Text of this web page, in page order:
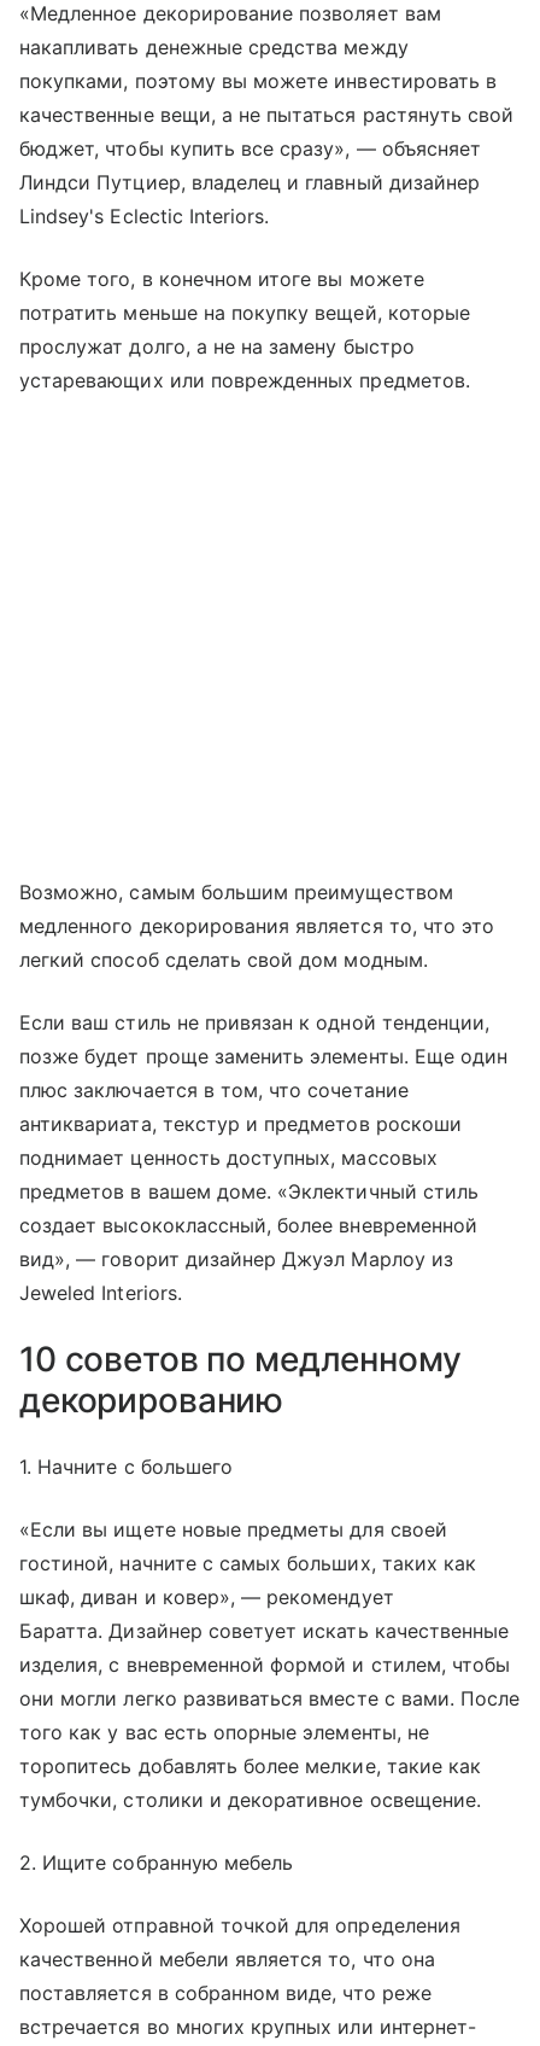
«Медленное декорирование позволяет вам
накапливать денежные средства между
покупками, поэтому вы можете инвестировать в
качественные вещи, а не пытаться растянуть свой
бюджет, чтобы купить все сразу», — объясняет
Линдси Путциер, владелец и главный дизайнер
Lindsey's Eclectic Interiors.
Кроме того, в конечном итоге вы можете
потратить меньше на покупку вещей, которые
прослужат долго, а не на замену быстро
устаревающих или поврежденных предметов.
Возможно, самым большим преимуществом
медленного декорирования является то, что это
легкий способ сделать свой дом модным.
Если ваш стиль не привязан к одной тенденции,
позже будет проще заменить элементы. Еще один
плюс заключается в том, что сочетание
антиквариата, текстур и предметов роскоши
поднимает ценность доступных, массовых
предметов в вашем доме. «Эклектичный стиль
создает высококлассный, более вневременной
вид», — говорит дизайнер Джуэл Марлоу из
Jeweled Interiors.
10 советов по медленному
декорированию
1. Начните с большего
«Если вы ищете новые предметы для своей
гостиной, начните с самых больших, таких как
шкаф, диван и ковер», — рекомендует
Баратта. Дизайнер советует искать качественные
изделия, с вневременной формой и стилем, чтобы
они могли легко развиваться вместе с вами. После
того как у вас есть опорные элементы, не
торопитесь добавлять более мелкие, такие как
тумбочки, столики и декоративное освещение.
2. Ищите собранную мебель
Хорошей отправной точкой для определения
качественной мебели является то, что она
поставляется в собранном виде, что реже
встречается во многих крупных или интернет-